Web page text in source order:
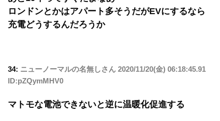
ロンドンとかはアパート多そうだがEVにするなら
充電どうするんだろうか
34: ニューノーマルの名無しさん 2020/11/20(金) 06:18:45.91
ID:pZQymMHV0
マトモな電池できないと逆に温暖化促進する